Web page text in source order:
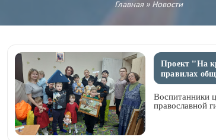
Главная» Новости
Проект "На
правилах
Воспитанники
православной